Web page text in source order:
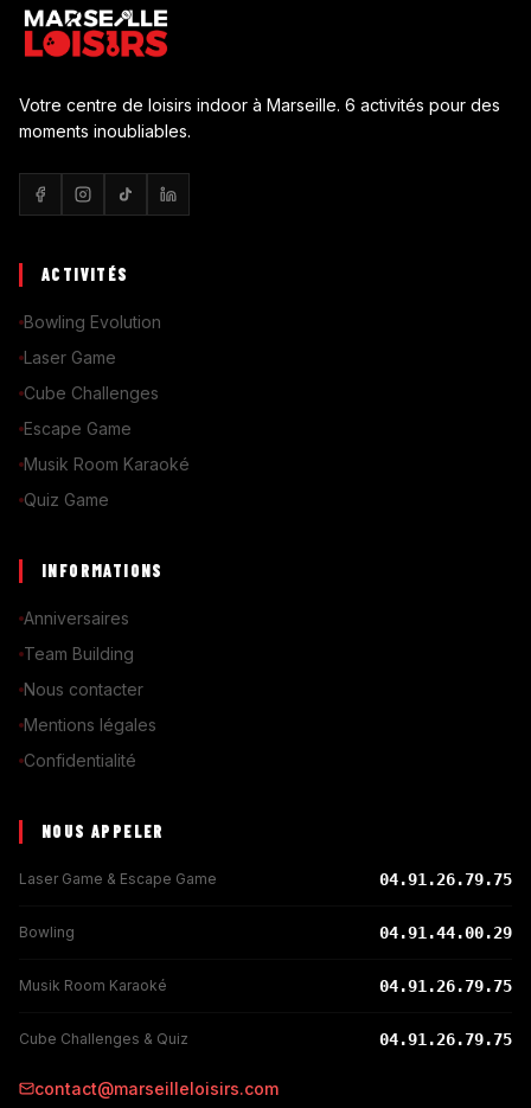
Votre centre de loisirs indoor à Marseille. 6 activités pour des
moments inoubliables.
ACTIVITÉS
Bowling Evolution
Laser Game
Cube Challenges
Escape Game
Musik Room Karaoké
Quiz Game
INFORMATIONS
Anniversaires
Team Building
Nous contacter
Mentions légales
Confidentialité
NOUS APPELER
Laser Game & Escape Game 04.91.26.79.75
Bowling 04.91.44.00.29
Musik Room Karaoké 04.91.26.79.75
Cube Challenges & Quiz 04.91.26.79.75
contact@marseilleloisirs.com